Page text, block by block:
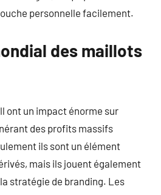
personnelle facilement.
des maillots
ont un impact énorme sur
des profits massifs
ils sont un élément
mais ils jouent également
stratégie de branding. Les